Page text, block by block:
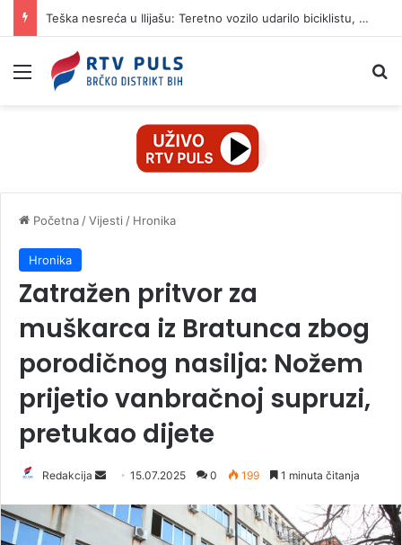
Teška nesreća u Ilijašu: Teretno vozilo udarilo biciklistu, 75-godišnjak zadržan u bolnici
Izbornik
Početna /Vijesti / Hronika
Hronika
Zatražen pritvor za
muškarca iz Bratunca zbog
porodičnog nasilja: Nožem
prijetio vanbračnoj supruzi,
pretukao dijete
Redakcija
n
15.07.2025 0 199 1 minuta čitanja